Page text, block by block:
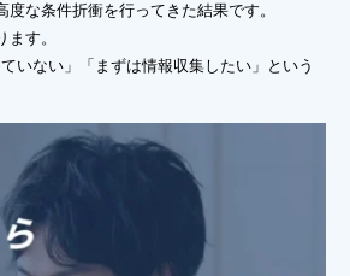
な条件折衝を行ってきた結果です。
す。
いない」「まずは情報収集したい」という